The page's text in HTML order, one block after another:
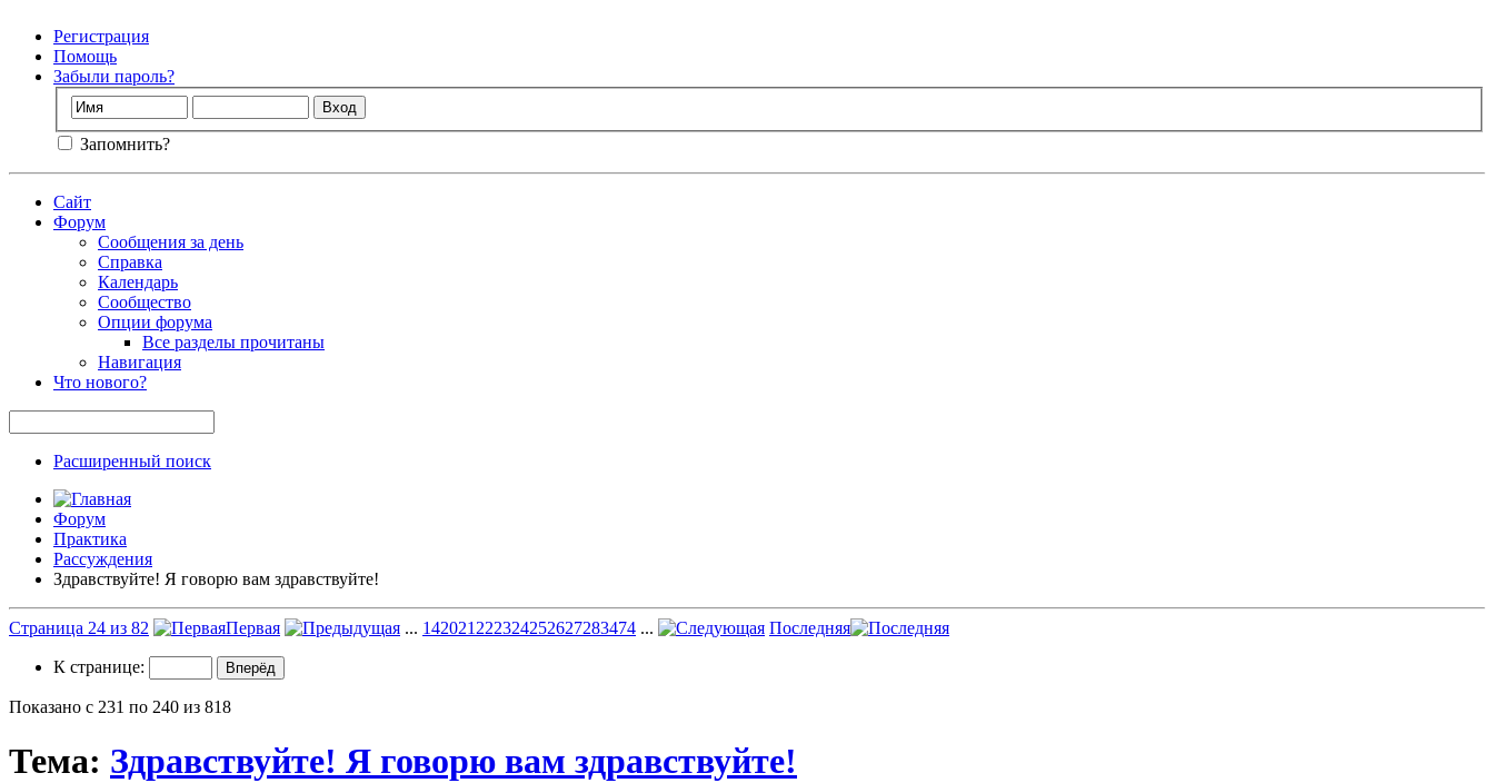
Регистрация
Помощь
Забыли пароль?
Запомнить?
Сайт
Форум
Сообщения за день
Справка
Календарь
Сообщество
Опции форума
Все разделы прочитаны
Навигация
Что нового?
Расширенный поиск
Форум
Практика
Рассуждения
Здравствуйте! Я говорю вам здравствуйте!
Страница 24 из 82 Первая ... 142021 222324252627283474 ... Последняя
К странице:
Показано с 231 по 240 из 818
Тема: Здравствуйте! Я говорю вам здравствуйте!